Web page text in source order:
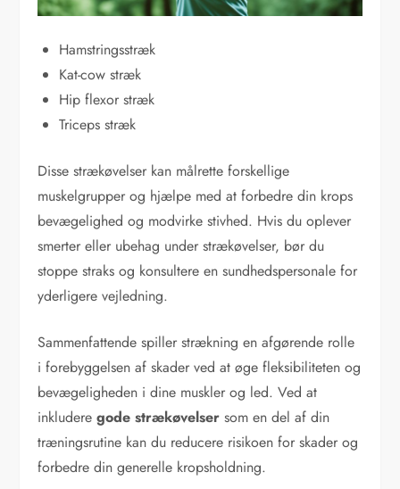
Hamstringsstræk
Kat-cow stræk
Hip flexor stræk
Triceps stræk
Disse strækøvelser kan målrette forskellige
muskelgrupper og hjælpe med at forbedre din krops
bevægelighed og modvirke stivhed. Hvis du oplever
smerter eller ubehag under strækøvelser, bør du
stoppe straks og konsultere en sundhedspersonale for
yderligere vejledning.
Sammenfattende spiller strækning en afgørende rolle
i forebyggelsen af skader ved at øge fleksibiliteten og
bevægeligheden i dine muskler og led. Ved at
inkluderegode strækøvelser som en del af din
træningsrutine kan du reducere risikoen for skader og
forbedre din generelle kropsholdning.